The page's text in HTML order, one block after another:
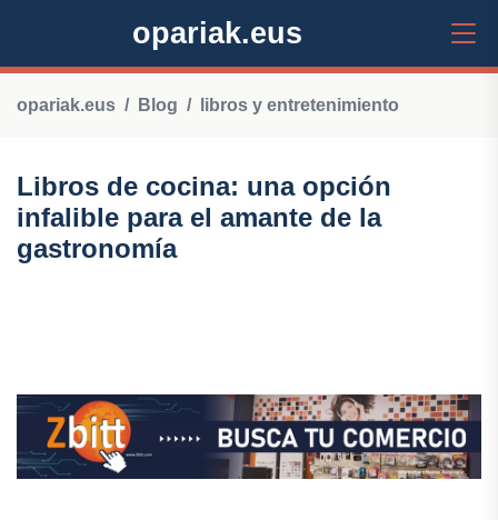
opariak.eus
opariak.eus Blog libros y entretenimiento
Libros de cocina: una opción
infalible para el amante de la
gastronomía